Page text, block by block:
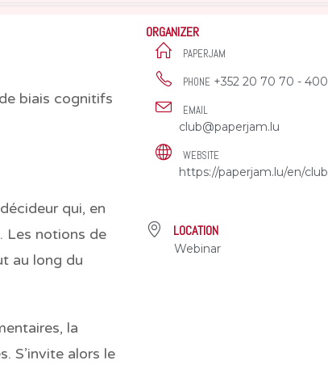
biais cognitifs
qui, en
Les notions de
au long du
la
S’invite alors le
ORGANIZER
PAPERJAM
PHONE +352 20 70 70 - 400
EMAIL
club@paperjam.lu
WEBSITE
https://paperjam.lu/en/club
LOCATION
Webinar